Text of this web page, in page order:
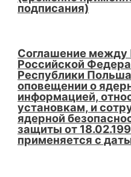
подписания)
Соглашение между
Российской
Республики
оповещении о
информацией,
установкам, и
ядерной
защиты от
применяется с